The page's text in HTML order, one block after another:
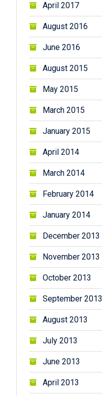
April 2017
August 2016
June 2016
August 2015
May 2015
March 2015
January 2015
April 2014
March 2014
February 2014
January 2014
December 2013
November 2013
October 2013
September 2013
August 2013
July 2013
June 2013
April 2013